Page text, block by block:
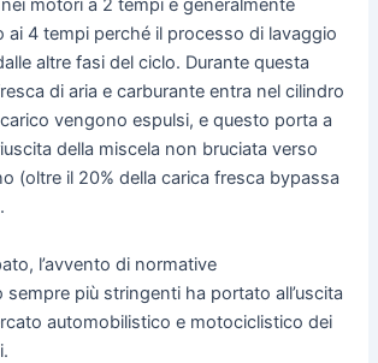
motori a 2 tempi è generalmente
ai 4 tempi perché il processo di lavaggio
altre fasi del ciclo. Durante questa
di aria e carburante entra nel cilindro
vengono espulsi, e questo porta a
della miscela non bruciata verso
(oltre il 20% della carica fresca bypassa
l’avvento di normative
più stringenti ha portato all’uscita
automobilistico e motociclistico dei